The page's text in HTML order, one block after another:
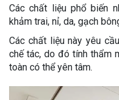
Các chất liệu phổ biến
khảm trai, nỉ, da, gạch
Các chất liệu này yêu
chế tác, do đó tính thẩm
toàn có thể yên tâm.